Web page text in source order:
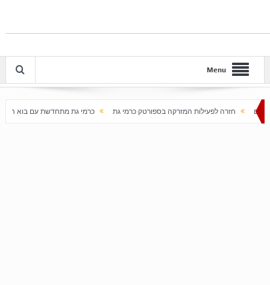
Menu
המזרקה בספורטק כרמי גת כרמי גת מתחדשת עם בוא האביב עלייה חדה